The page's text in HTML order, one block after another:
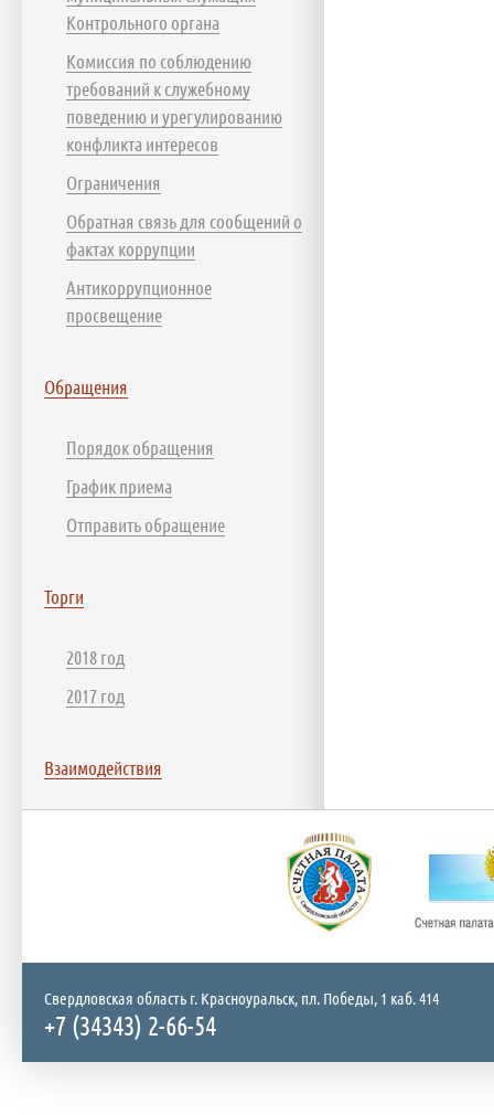
Контрольного органа
Комиссия по соблюдению
требований к служебному
поведению и урегулированию
конфликта интересов
Ограничения
Обратная связь для сообщений о
фактах коррупции
Антикоррупционное
просвещение
Обращения
Порядок обращения
График приема
Отправить обращение
Торги
2018 год
2017 год
Взаимодействия
Свердловская область г. Красноуральск, пл. Победы, 1 каб. 414
+7 (34343) 2-66-54